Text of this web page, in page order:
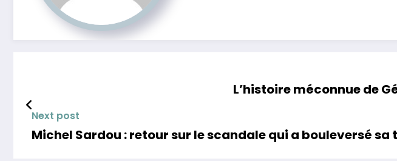
L’histoire méconnue de
Next post
Michel Sardou : retour sur le scandale qui a bouleversé sa